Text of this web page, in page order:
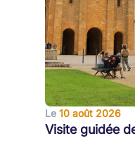
Le 10 août 2026
Visite guidée